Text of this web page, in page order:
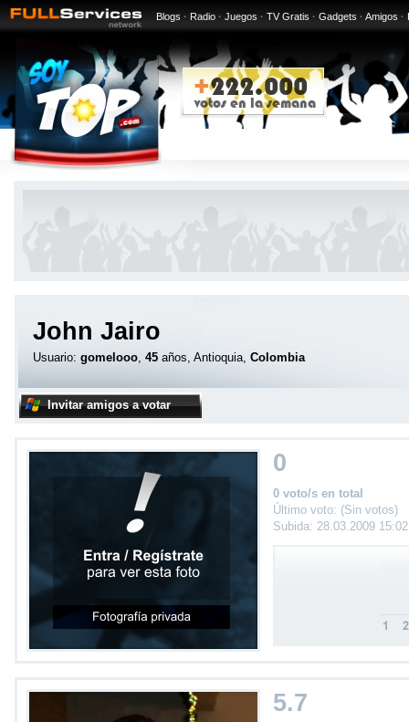
Blogs · Radio · Juegos · TV Gratis · Gadgets · Amigos ·
John Jairo
Usuario: gomelooo, 45 años, Antioquia, Colombia
Invitar amigos a votar
0
0 voto/s en total
Último voto: (Sin votos)
Subida: 28.03.2009
5.7